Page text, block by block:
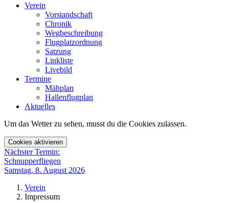
Verein
Vorstandschaft
Chronik
Wegbeschreibung
Flugplatzordnung
Satzung
Linkliste
Livebild
Termine
Mähplan
Hallenflugplan
Aktuelles
Um das Wetter zu sehen, musst du die Cookies zulassen.
Cookies aktivieren
Nächster Termin:
Schnupperfliegen
Samstag, 8. August 2026
Verein
Impressum